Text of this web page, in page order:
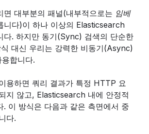
면 대부분의 패널(내부적으로는 임베
니다)이 하나 이상의 Elasticsearch
다. 하지만 동기(Sync) 검색의 단순한
대신 우리는 강력한 비동기(Async)
합니다.
용하면 쿼리 결과가 특정 HTTP 요
지 않고, Elasticsearch 내에 안정적
. 이 방식은 다음과 같은 측면에서 중
다.